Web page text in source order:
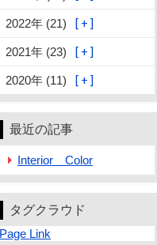
2022年 (21)
2021年 (23)
2020年 (11)
最近の記事
Interior Color
タグクラウド
Page Link